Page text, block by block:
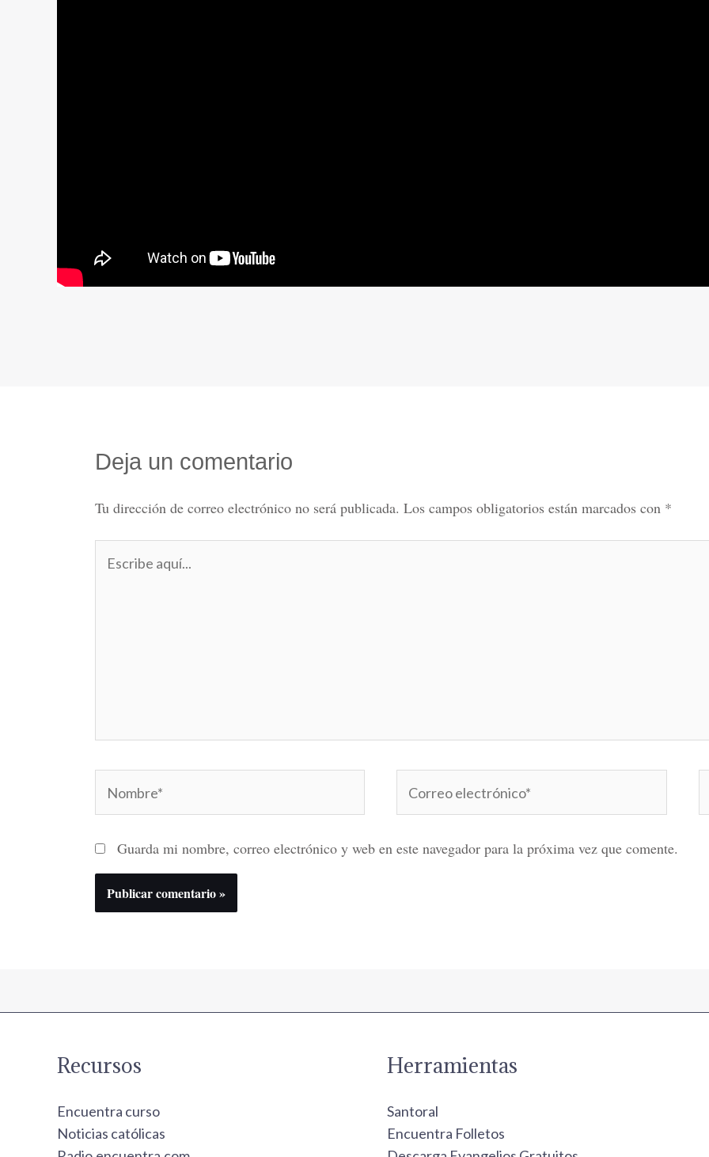
Deja un comentario
Tu dirección de correo electrónico no será publicada. Los campos obligatorios están marcados con *
aquí...
electrónico*
Guarda mi nombre, correo electrónico y web en este navegador para la próxima vez que comente.
Recursos
Encuentra curso
Noticias católicas
Herramientas
Santoral
Encuentra Folletos